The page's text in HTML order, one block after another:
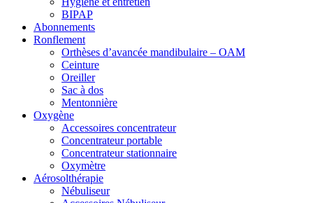
BIPAP
Abonnements
Ronflement
Orthèses d’avancée mandibulaire – OAM
Ceinture
Oreiller
Sac à dos
Mentonnière
Oxygène
Accessoires concentrateur
Concentrateur portable
Concentrateur stationnaire
Oxymètre
Aérosolthérapie
Nébuliseur